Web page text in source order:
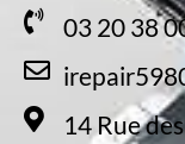
03 20 38
14 Rue